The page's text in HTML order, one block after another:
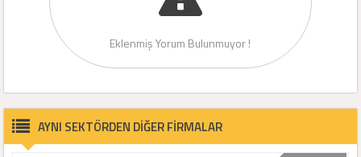
Eklenmiş Yorum Bulunmuyor !
AYNI SEKTÖRDEN DİĞER FİRMALAR